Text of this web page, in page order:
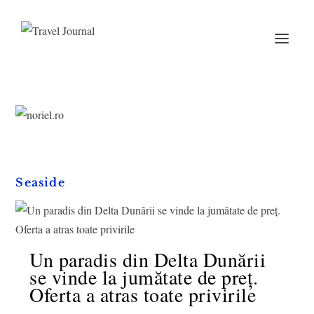
Seaside
Un paradis din Delta Dunării
se vinde la jumătate de preț.
Oferta a atras toate privirile